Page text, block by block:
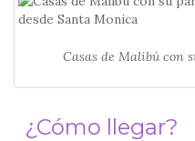
Casas de Malibú con
¿Cómo llegar?